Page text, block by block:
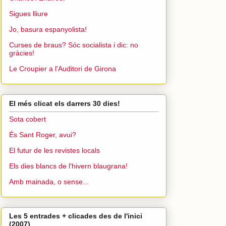
Sigues lliure
Jo, basura espanyolista!
Curses de braus? Sóc socialista i dic: no
gràcies!
Le Croupier a l'Auditori de Girona
El més clicat els darrers 30 dies!
Sota cobert
És Sant Roger, avui?
El futur de les revistes locals
Els dies blancs de l'hivern blaugrana!
Amb mainada, o sense...
Les 5 entrades + clicades des de l'inici
(2007)